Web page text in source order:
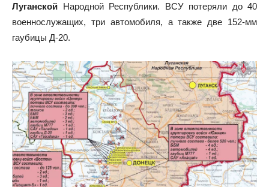
Луганской Народной Республики. ВСУ потеряли до 40
военнослужащих, три автомобиля, а также две 152-мм
гаубицы Д-20.